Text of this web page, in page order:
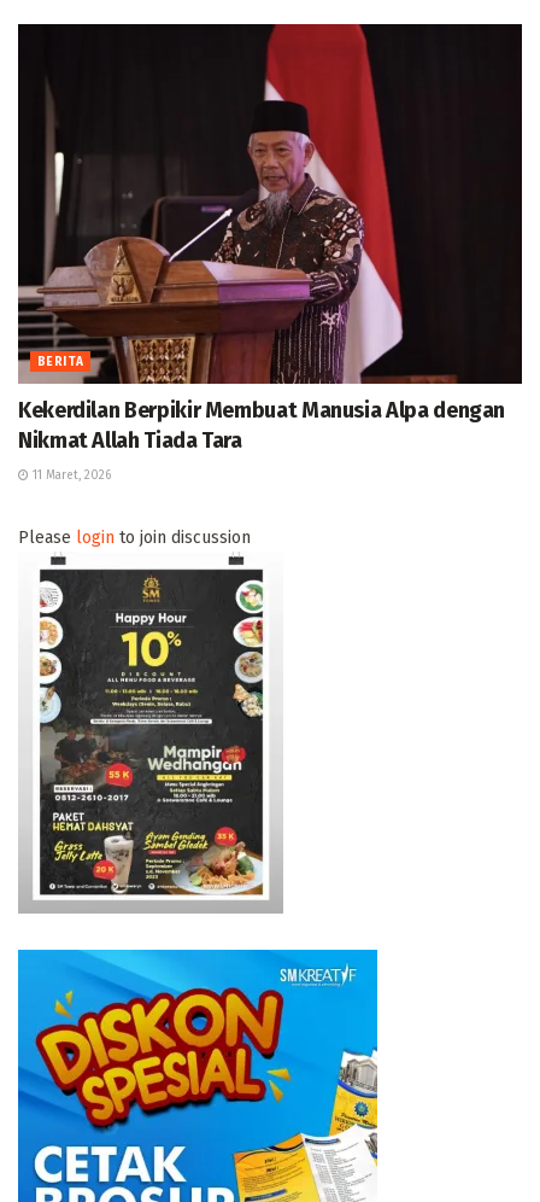
BERITA
Kekerdilan Berpikir Membuat Manusia Alpa dengan
Nikmat Allah Tiada Tara
11 Maret, 2026
Please login to join discussion